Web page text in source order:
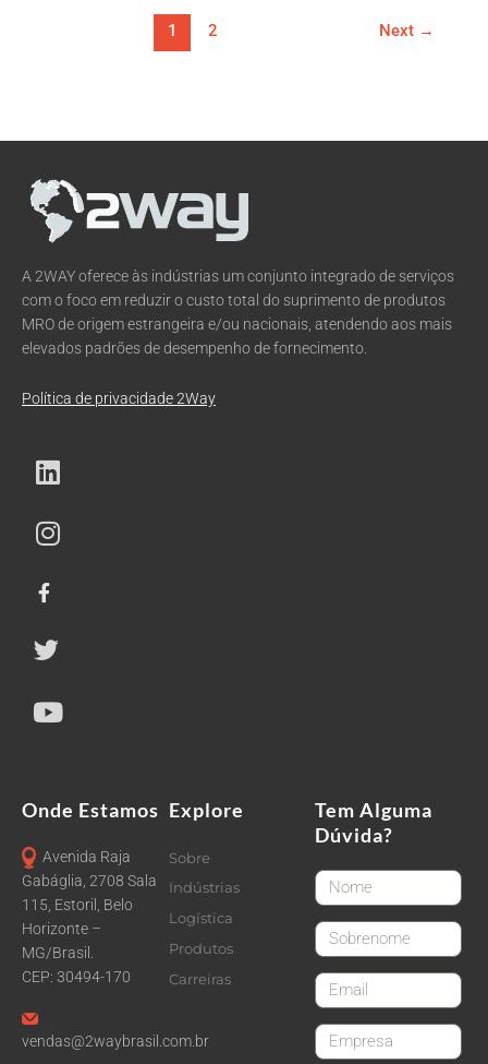
1 2 Next →
A 2WAY oferece às indústrias um conjunto integrado de serviços
com o foco em reduzir o custo total do suprimento de produtos
MRO de origem estrangeira e/ou nacionais, atendendo aos mais
elevados padrões de desempenho de fornecimento.
Política de privacidade 2Way
Onde Estamos
Avenida Raja
Gabáglia, 2708 Sala
115, Estoril, Belo
Horizonte –
MG/Brasil.
CEP: 30494-170
vendas@2waybrasil.com.br
Explore
Sobre
Indústrias
Logística
Produtos
Carreiras
Tem Alguma
Dúvida?
FirstName
LastName
email
CompanyName